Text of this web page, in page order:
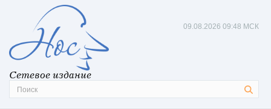
Сетевое издание
09.08.2026 09:48 МСК